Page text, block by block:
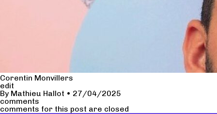
Corentin Monvillers
edit
ByMathieu Hallot • 27/04/2025
comments
comments for this post are closed